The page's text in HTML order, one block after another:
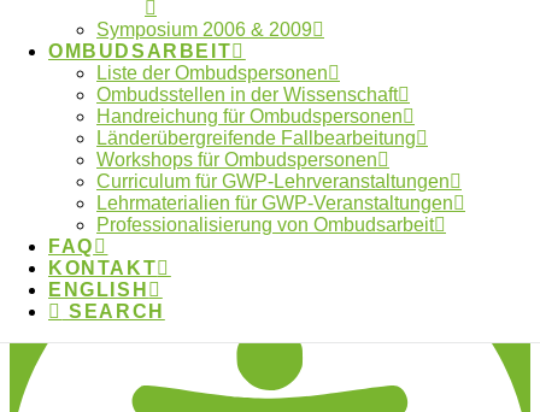
Symposium 2006 & 2009
OMBUDSARBEIT
Liste der Ombudspersonen
Ombudsstellen in der Wissenschaft
Handreichung für Ombudspersonen
Länderübergreifende Fallbearbeitung
Workshops für Ombudspersonen
Curriculum für GWP-Lehrveranstaltungen
Lehrmaterialien für GWP-Veranstaltungen
Professionalisierung von Ombudsarbeit
FAQ
KONTAKT
ENGLISH
SEARCH
Type and Press “enter” to Search
Deutsch